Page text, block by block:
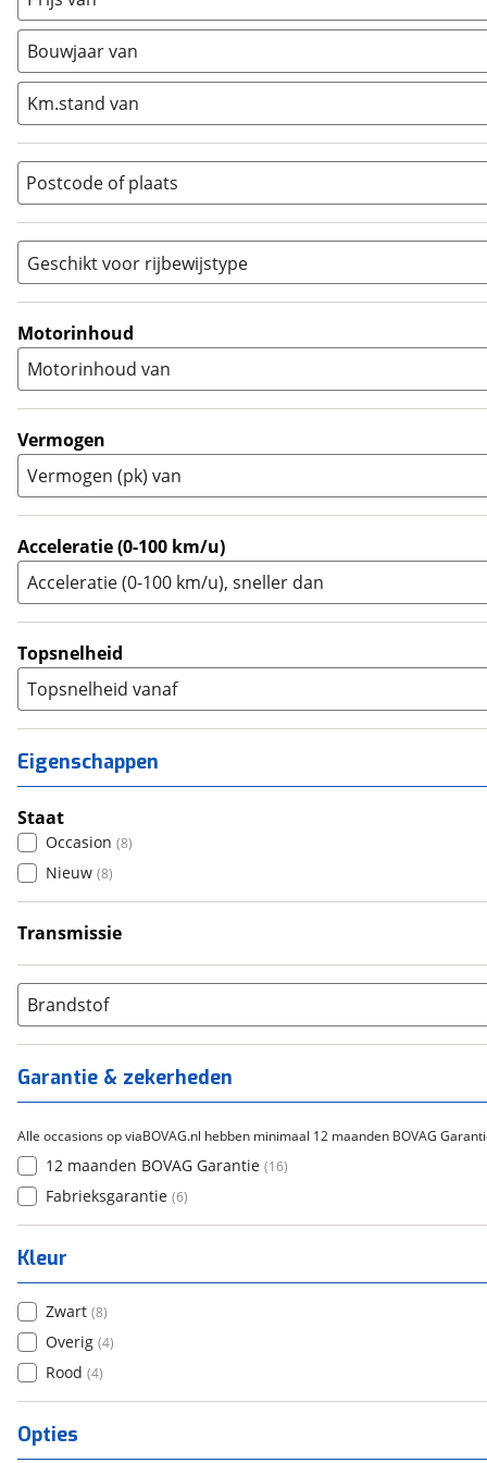
Minibike (0)
Motorscooter
Naked
Overig (3)
Racer ( 0)
Sport (0)
Sport Touring
Supermotard (0)
Supersport
Tourer (1)
Touring Enduro
Trike (0)
Zijspan 0)
Bouwjaar van
Km.stand van
Postcode of plaats
Geschikt voor rijbewijstype
A (14)
A1 (0)
(
Motorinhoud
Motorinhoud van
Vermogen
Vermogen (pk) van
Acceleratie (0-100 km/u)
Acceleratie (0-100 km/u), sneller dan
Topsnelheid
Topsnelheid vanaf
Eigenschappen
Staat
Occasion (8)
Nieuw (8)
Transmissie
Brandstof
Garantie & zekerheden
Alle occasions op viaBOVAG.nl hebben minimaal 12 maanden BOVAG
12 maanden BOVAG Garantie (16)
Fabrieksgarantie (6)
Kleur
Zwart (8)
Overig (4)
Rood (4)
Opties